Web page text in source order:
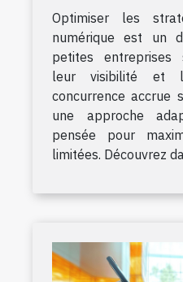
Optimiser les
numérique est un
petites entreprises
leur visibilité et
concurrence accrue
une approche
pensée pour
limitées. Découvrez